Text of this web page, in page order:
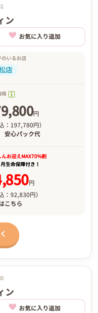
ン
お気に入り追加
のいるお店
店
格
円
：197,780円）
安心パック代
んお迎えMAX70%割
生命保障付き！
円
：92,830円）
こちら
ン
お気に入り追加